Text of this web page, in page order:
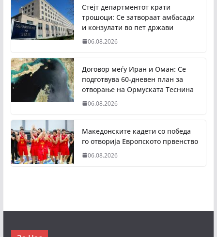
Стејт департментот крати
трошоци: Се затвораат амбасади
и конзулати во пет држави
06.08.2026
Договор меѓу Иран и Оман: Се
подготвува 60-дневен план за
отворање на Ормуската Теснина
06.08.2026
Македонските кадети со победа
го отворија Европското првенство
06.08.2026